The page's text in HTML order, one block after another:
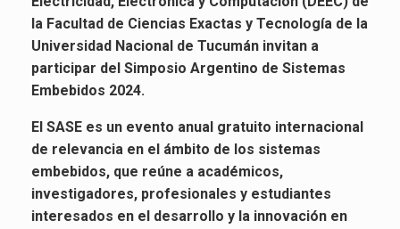
la Facultad de Ciencias Exactas y Tecnología de la
Universidad Nacional de Tucumán invitan a
participar del Simposio Argentino de Sistemas
Embebidos 2024.
El SASE es un evento anual gratuito internacional
de relevancia en el ámbito de los sistemas
embebidos, que reúne a académicos,
investigadores, profesionales y estudiantes
interesados en el desarrollo y la innovación en